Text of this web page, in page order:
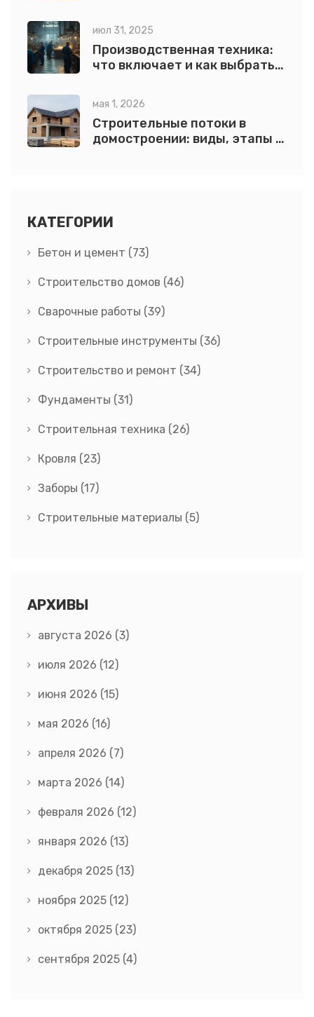
июл 31, 2025
Производственная техника:
что включает и как выбрать
мая 1, 2026
Строительные потоки в
домостроении: виды, этапы и
КАТЕГОРИИ
Бетон и цемент (73)
Строительство домов (46)
Сварочные работы (39)
Строительные инструменты (36)
Строительство и ремонт (34)
Фундаменты (31)
Строительная техника (26)
Кровля (23)
Заборы (17)
Строительные материалы (5)
АРХИВЫ
августа 2026 (3)
июля 2026 (12)
июня 2026 (15)
мая 2026 (16)
апреля 2026 (7)
марта 2026 (14)
февраля 2026 (12)
января 2026 (13)
декабря 2025 (13)
ноября 2025 (12)
октября 2025 (23)
сентября 2025 (4)